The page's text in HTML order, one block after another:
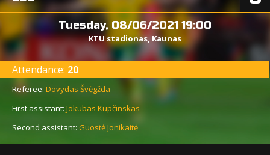
Tuesday, 08/06/2021 19:00
KTU stadionas, Kaunas
Attendance: 20
Referee: Dovydas Švėgžda
First assistant: Jokūbas Kupčinskas
Second assistant: Guostė Jonikaitė